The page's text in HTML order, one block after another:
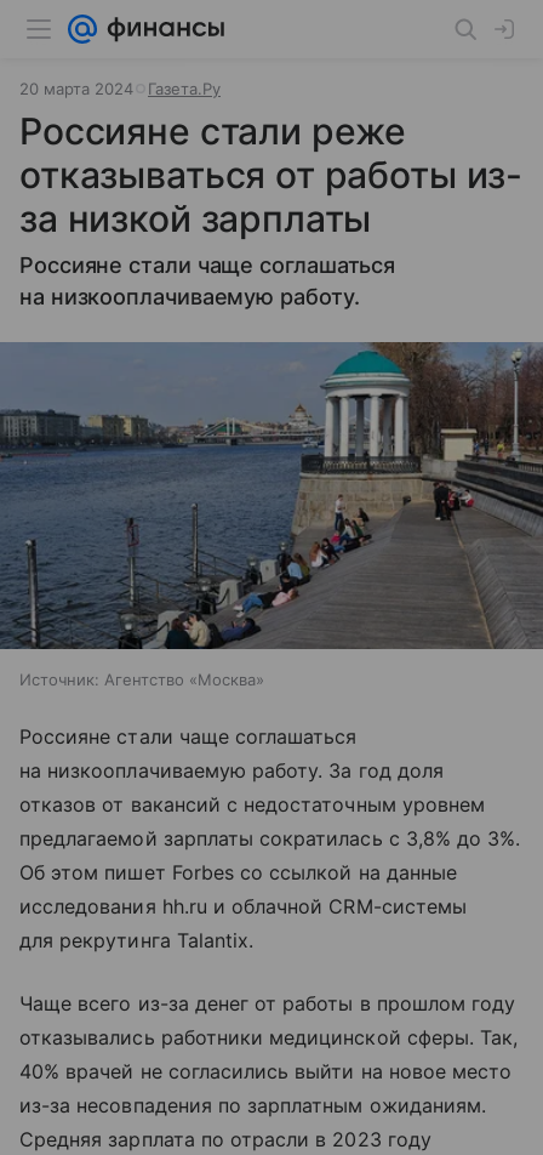
20 марта 2024 Газета.Ру
Россияне стали реже
отказываться от работы из-
за низкой зарплаты
Россияне стали чаще соглашаться
на низкооплачиваемую работу.
Источник: Агентство «Москва»
Россияне стали чаще соглашаться
на низкооплачиваемую работу. За год доля
отказов от вакансий с недостаточным уровнем
предлагаемой зарплаты сократилась с 3,8% до 3%.
Об этом пишет Forbes со ссылкой на данные
исследования hh.ru и облачной CRM-системы
для рекрутинга Talantix.
Чаще всего из-за денег от работы в прошлом году
отказывались работники медицинской сферы. Так,
40% врачей не согласились выйти на новое место
из-за несовпадения по зарплатным ожиданиям.
Средняя зарплата по отрасли в 2023 году